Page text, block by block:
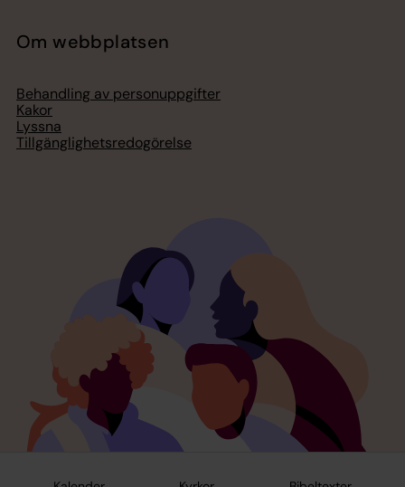
Om webbplatsen
Behandling av personuppgifter
Kakor
Lyssna
Tillgänglighetsredogörelse